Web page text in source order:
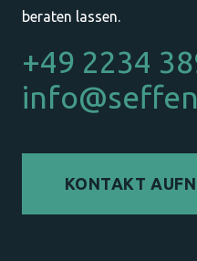
beraten lassen.
+49 2234
KONTAKT